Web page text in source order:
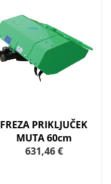
FREZA PRIKLJUČEK
MUTA 60cm
631,46 €